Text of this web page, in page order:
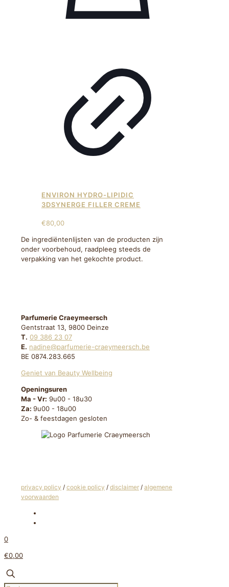
ENVIRON HYDRO-LIPIDIC
3DSYNERGE FILLER CREME
€80,00
De ingrediëntenlijsten van de producten zijn
onder voorbehoud, raadpleeg steeds de
verpakking van het gekochte product.
Parfumerie Craeymeersch
Gentstraat 13, 9800 Deinze
T. 09 386 23 07
E. nadine@parfumerie-craeymeersch.be
BE 0874.283.665
Geniet van Beauty Wellbeing
Openingsuren
Ma - Vr: 9u00 - 18u30
Za: 9u00 - 18u00
Zo- & feestdagen gesloten
privacy policy / cookie policy / disclaimer / algemene
voorwaarden
0
€0,00